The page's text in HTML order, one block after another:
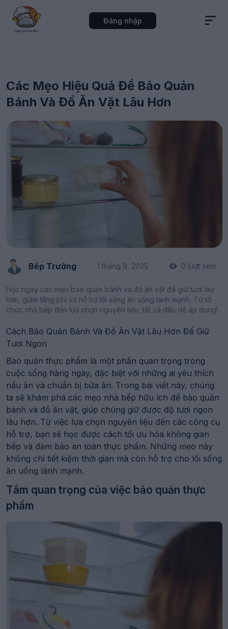
Đăng nhập
Các Mẹo Hiệu Quả Để Bảo Quản
Bánh Và Đồ Ăn Vặt Lâu Hơn
Bếp Trưởng 1 tháng 9, 2025 0 lượt xem
Học ngay các mẹo bảo quản bánh và đồ ăn vặt để giữ tươi lâu
hơn, giảm lãng phí và hỗ trợ lối sống ăn uống lành mạnh. Từ tổ
chức nhà bếp đến lựa chọn nguyên liệu, tất cả đều dễ áp dụng!
Cách Bảo Quản Bánh Và Đồ Ăn Vặt Lâu Hơn Để Giữ
Tươi Ngon
Bảo quản thực phẩm là một phần quan trọng trong
cuộc sống hàng ngày, đặc biệt với những ai yêu thích
nấu ăn và chuẩn bị bữa ăn. Trong bài viết này, chúng
ta sẽ khám phá các mẹo nhà bếp hữu ích để bảo quản
bánh và đồ ăn vặt, giúp chúng giữ được độ tươi ngon
lâu hơn. Từ việc lựa chọn nguyên liệu đến các công cụ
hỗ trợ, bạn sẽ học được cách tối ưu hóa không gian
bếp và đảm bảo an toàn thực phẩm. Những mẹo này
không chỉ tiết kiệm thời gian mà còn hỗ trợ cho lối sống
ăn uống lành mạnh.
Tầm quan trọng của việc bảo quản thực
phẩm